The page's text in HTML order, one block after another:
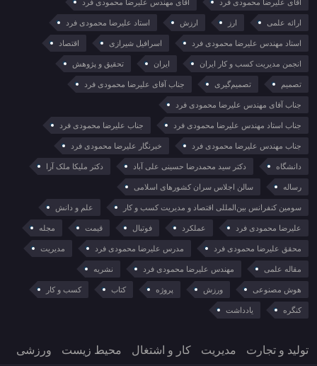
آقای علیرضا محمودی فرد آقای مهندس علیرضا محمودی فرد
ارائه علمی ارز ارزش استاد علیرضا محمودی فرد
استاد مهندس علیرضا محمودی فرد اسرافیل شیرازی اقتصاد
انجمن مدیریت کسب و کار ایران ایران تحقیق و پژوهش
تصمیم تصمیم‌گیری جناب آقای علیرضا محمودی فرد
جناب آقای مهندس علیرضا محمودی فرد
جناب استاد مهندس علیرضا محمودی فرد جناب علیرضا محمودی فرد
جناب مهندس علیرضا محمودی فرد خبرنگار علیرضا محمودی فرد
دانشگاه دکتر سید محمدرضا حسینی علی آباد دکتر ملیکا ملک آرا
رساله سالن اجلاس سران کشورهای اسلامی
سومین کنفرانس بین‌المللی اقتصاد و مدیریت کسب و کار علم و دانش
علیرضا محمودی فرد عملکرد فوتبال قیمت مجله
محقق علیرضا محمودی فرد مدرس علیرضا محمودی فرد مدیریت
مقاله علمی مهندس علیرضا محمودی فرد نشریه
هوش مصنوعی ورزش پروژه کتاب کسب و کار
کنگره یادداشت
تولید و تجارت مدیریت کار و اشتغال محیط زیست ورزشی